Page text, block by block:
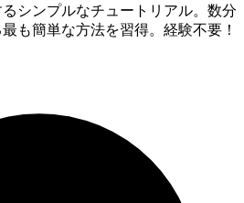
シンプルなチュートリアル。数分
も簡単な方法を習得。経験不要！